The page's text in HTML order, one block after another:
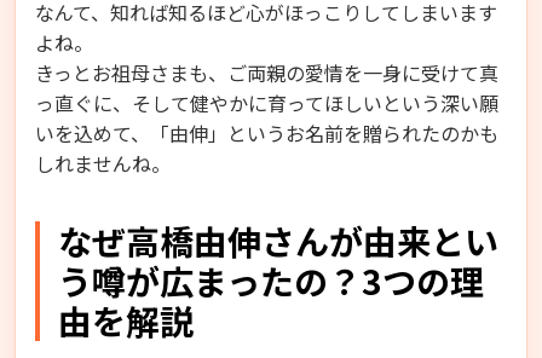
なんて、知れば知るほど心がほっこりしてしまいます
よね。
きっとお祖母さまも、ご両親の愛情を一身に受けて真
っ直ぐに、そして健やかに育ってほしいという深い願
いを込めて、「由伸」というお名前を贈られたのかも
しれませんね。
なぜ高橋由伸さんが由来とい
う噂が広まったの？3つの理
由を解説